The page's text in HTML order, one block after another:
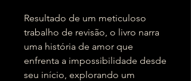
Resultado de um meticuloso
trabalho de revisão, o livro narra
uma história de amor que
enfrenta a impossibilidade desde
seu início, explorando um